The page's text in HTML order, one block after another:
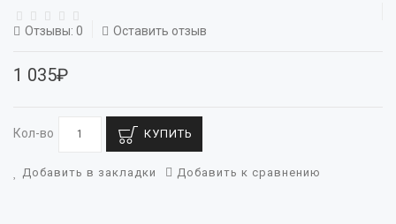
Отзывы: 0 Оставить отзыв
1 035₽
Кол-во КУПИТЬ
Добавить в закладки Добавить к сравнению